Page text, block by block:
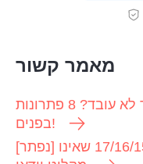
מאמר קשור
צילום מסך של אייפון/אייפד לא עובד? 8 פתרונות
בפנים!
[נפתר] כיצד לתקן את הבעיה באייפון 17/16/15 שאינו